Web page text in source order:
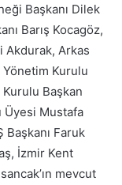
Başkanı Dilek
Barış Kocagöz,
Akdurak, Arkas
Yönetim Kurulu
Başkan
Üyesi Mustafa
Başkanı Faruk
İzmir Kent
mevcut